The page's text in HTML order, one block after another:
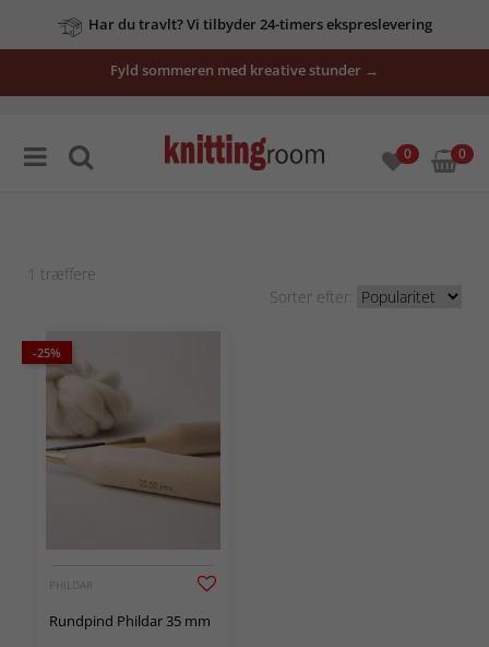
Har du travlt? Vi tilbyder 24-timers ekspreslevering
Fyld sommeren med kreative stunder →
0 0
1 træffere
Sorter efter:
-25%
PHILDAR
Rundpind Phildar 35 mm